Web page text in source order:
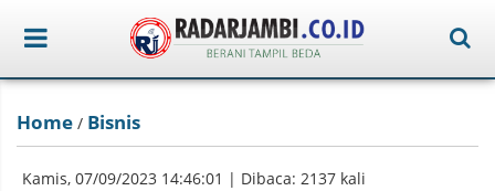
Home / Bisnis
Kamis, 07/09/2023 14:46:01 | Dibaca: 2137 kali